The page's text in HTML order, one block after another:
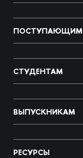
ПОСТУПАЮЩИМ
СТУДЕНТАМ
ВЫПУСКНИКАМ
РЕСУРСЫ